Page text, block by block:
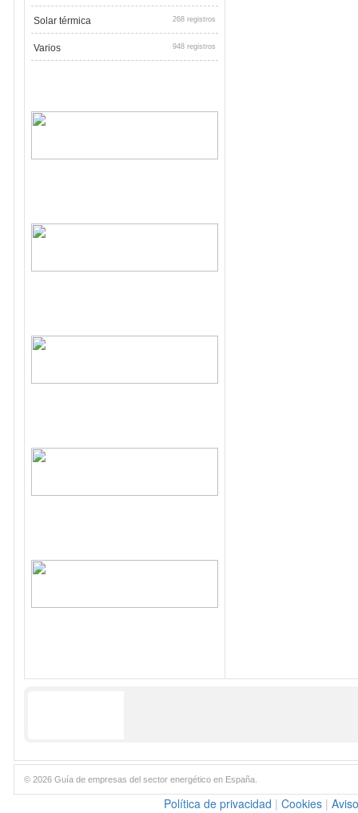
Solar térmica 268 registros
Varios 948 registros
© 2026 Guía de empresas del sector energético en España.
Política de privacidad | Cookies |